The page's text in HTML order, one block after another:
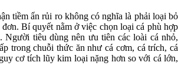
tiềm ẩn rủi ro không có nghĩa là phải loại bỏ
Bí quyết nằm ở việc chọn loại cá phù hợp
Người tiêu dùng nên ưu tiên các loài cá nhỏ,
trong chuỗi thức ăn như cá cơm, cá trích, cá
cơ tích lũy kim loại nặng hơn so với cá lớn,